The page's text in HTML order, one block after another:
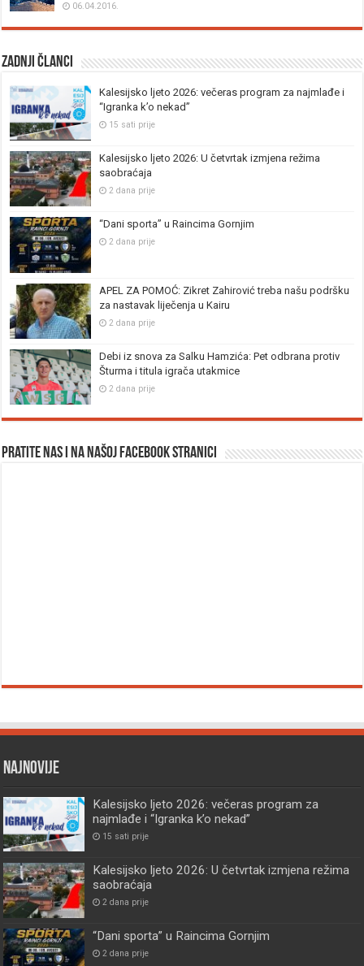
06.04.2016.
Zadnji članci
Kalesijsko ljeto 2026: večeras program za najmlađe i
“Igranka k’o nekad”
15 sati prije
Kalesijsko ljeto 2026: U četvrtak izmjena režima
saobraćaja
2 dana prije
“Dani sporta” u Raincima Gornjim
2 dana prije
APEL ZA POMOĆ: Zikret Zahirović treba našu podršku
za nastavak liječenja u Kairu
2 dana prije
Debi iz snova za Salku Hamzića: Pet odbrana protiv
Šturma i titula igrača utakmice
2 dana prije
Pratite nas i na našoj facebook stranici
Najnovije
Kalesijsko ljeto 2026: večeras program za
najmlađe i “Igranka k’o nekad”
15 sati prije
Kalesijsko ljeto 2026: U četvrtak izmjena režima
saobraćaja
2 dana prije
“Dani sporta” u Raincima Gornjim
2 dana prije